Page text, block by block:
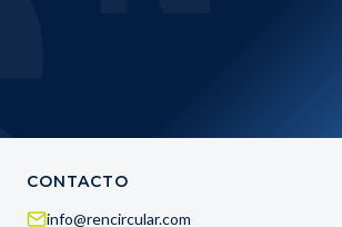
CONTACTO
info@rencircular.com